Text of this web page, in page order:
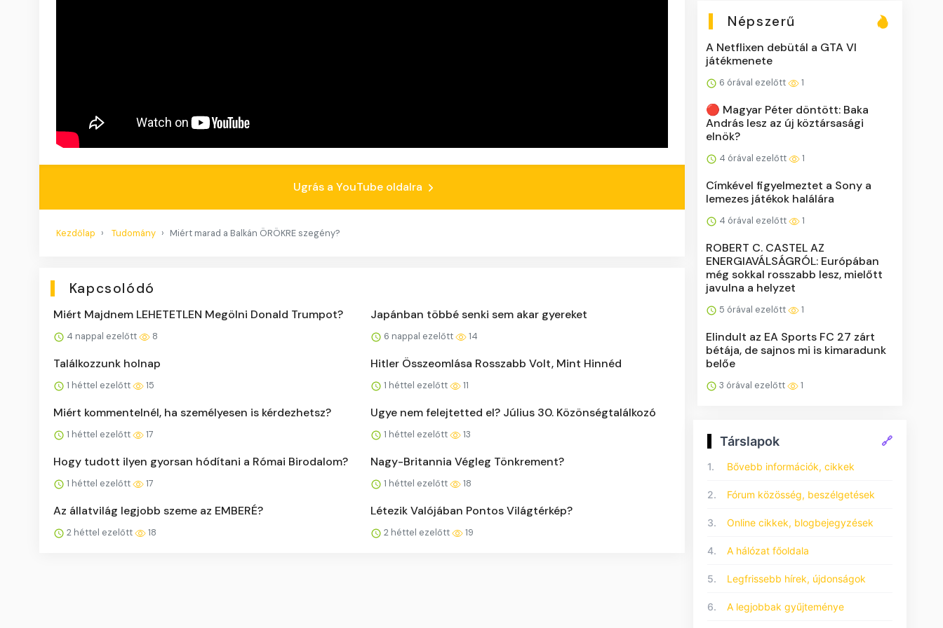
Ugrás a YouTube oldalra
Kezdőlap Tudomány Miért marad a Balkán ÖRÖKRE szegény?
Kapcsolódó
Miért Majdnem LEHETETLEN Megölni Donald Trumpot?
4 nappal ezelőtt 8
Japánban többé senki sem akar gyereket
6 nappal ezelőtt 14
Találkozzunk holnap
1 héttel ezelőtt 15
Hitler Összeomlása Rosszabb Volt, Mint Hinnéd
1 héttel ezelőtt 11
Miért kommentelnél, ha személyesen is kérdezhetsz?
1 héttel ezelőtt 17
Ugye nem felejtetted el? Július 30. Közönségtalálkozó
1 héttel ezelőtt 13
Hogy tudott ilyen gyorsan hódítani a Római Birodalom?
1 héttel ezelőtt 17
Nagy-Britannia Végleg Tönkrement?
1 héttel ezelőtt 18
Az állatvilág legjobb szeme az EMBERÉ?
2 héttel ezelőtt 18
Létezik Valójában Pontos Világtérkép?
2 héttel ezelőtt 19
Népszerű
A Netflixen debütál a GTA VI
játékmenete
6 órával ezelőtt 1
🔴 Magyar Péter döntött: Baka
András lesz az új köztársasági
elnök?
4 órával ezelőtt 1
Címkével figyelmeztet a Sony a
lemezes játékok halálára
4 órával ezelőtt 1
ROBERT C. CASTEL AZ
ENERGIAVÁLSÁGRÓL: Európában
még sokkal rosszabb lesz, mielőtt
javulna a helyzet
5 órával ezelőtt 1
Elindult az EA Sports FC 27 zárt
bétája, de sajnos mi is kimaradunk
belőe
3 órával ezelőtt 1
Társlapok 🔗
1. Bővebb információk, cikkek
2. Fórum közösség, beszélgetések
3. Online cikkek, blogbejegyzések
4. A hálózat főoldala
5. Legfrissebb hírek, újdonságok
6. A legjobbak gyűjteménye